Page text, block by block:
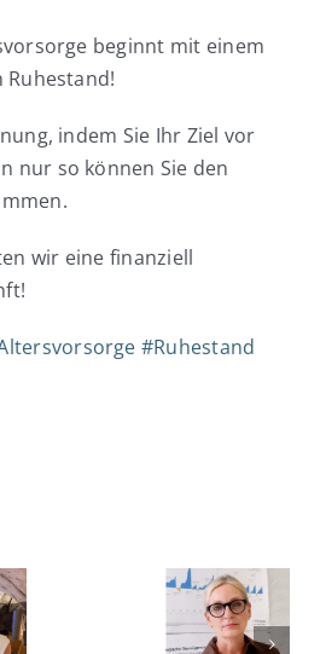
beginnt mit einem
Ruhestand!
indem Sie Ihr Ziel vor
nur so können Sie den
wir eine finanziell
#Ruhestand
CAPA
Lounge: